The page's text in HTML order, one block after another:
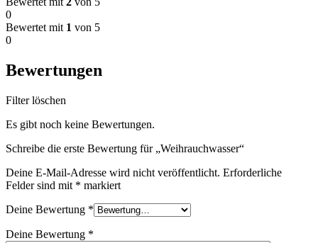
0
Bewertet mit 1 von 5
0
Bewertungen
Filter löschen
Es gibt noch keine Bewertungen.
Schreibe die erste Bewertung für „Weihrauchwasser“
Deine E-Mail-Adresse wird nicht veröffentlicht. Erforderliche
Felder sind mit * markiert
Deine Bewertung *
Deine Bewertung *